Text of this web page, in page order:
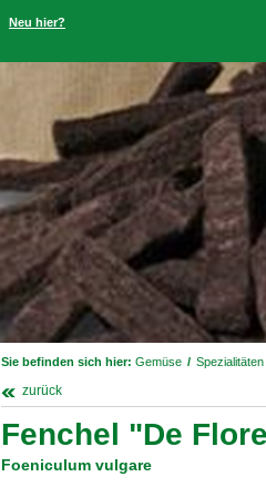
Neu hier?
Sie befinden sich hier: Gemüse / Spezialitäten
zurück
Fenchel "De
Foeniculum vulgare